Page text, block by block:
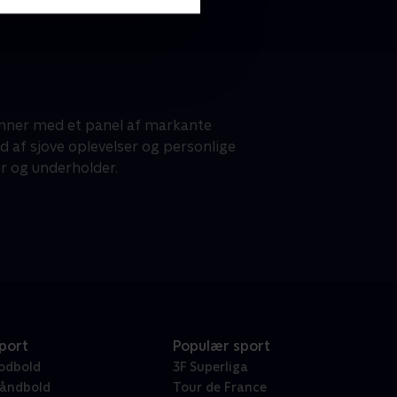
med et panel af markante
af sjove oplevelser og personlige
og underholder.
Populær sport
3F Superliga
Tour de France